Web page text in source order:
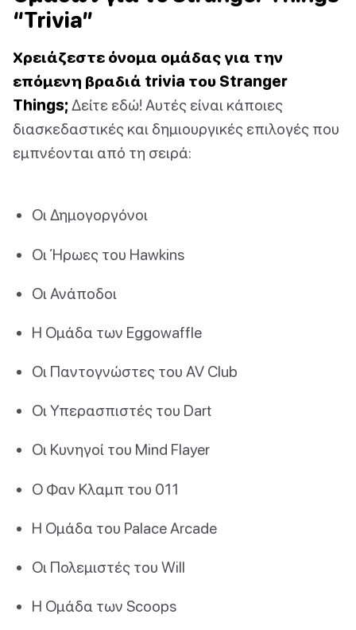
“Trivia”
Χρειάζεστε όνομα ομάδας για την
επόμενη βραδιά trivia του Stranger
Things; Δείτε εδώ! Αυτές είναι κάποιες
διασκεδαστικές και δημιουργικές επιλογές που
εμπνέονται από τη σειρά:
Οι Δημογοργόνοι
Οι Ήρωες του Hawkins
Οι Ανάποδοι
Η Ομάδα των Eggowaffle
Οι Παντογνώστες του AV Club
Οι Υπερασπιστές του Dart
Οι Κυνηγοί του Mind Flayer
Ο Φαν Κλαμπ του 011
Η Ομάδα του Palace Arcade
Οι Πολεμιστές του Will
Η Ομάδα των Scoops